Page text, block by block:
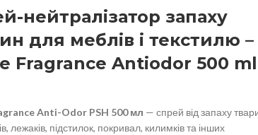
нейтралізатор запаху
для меблів і текстилю –
Fragrance Antiodor 500 ml
Anti-Odor PSH 500 мл — спрей від запаху
лежаків, підстилок, покривал, килимків та інших